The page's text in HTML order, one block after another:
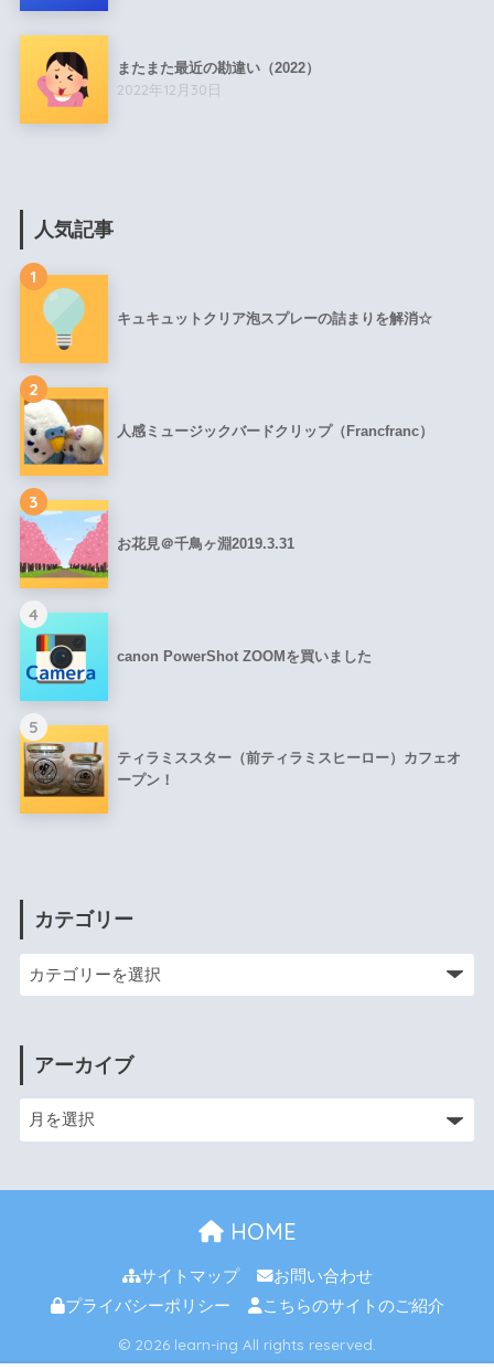
またまた最近の勘違い（2022）
2022年12月30日
人気記事
1
キュキュットクリア泡スプレーの詰まりを解消☆
2
人感ミュージックバードクリップ（Francfranc）
3
お花見＠千鳥ヶ淵2019.3.31
4
canon PowerShot ZOOMを買いました
5
ティラミススター（前ティラミスヒーロー）カフェオ
ープン！
カテゴリー
アーカイブ
HOME
サイトマップ
お問い合わせ
プライバシーポリシー
こちらのサイトのご紹介
© 2026 learn-ing All rights reserved.